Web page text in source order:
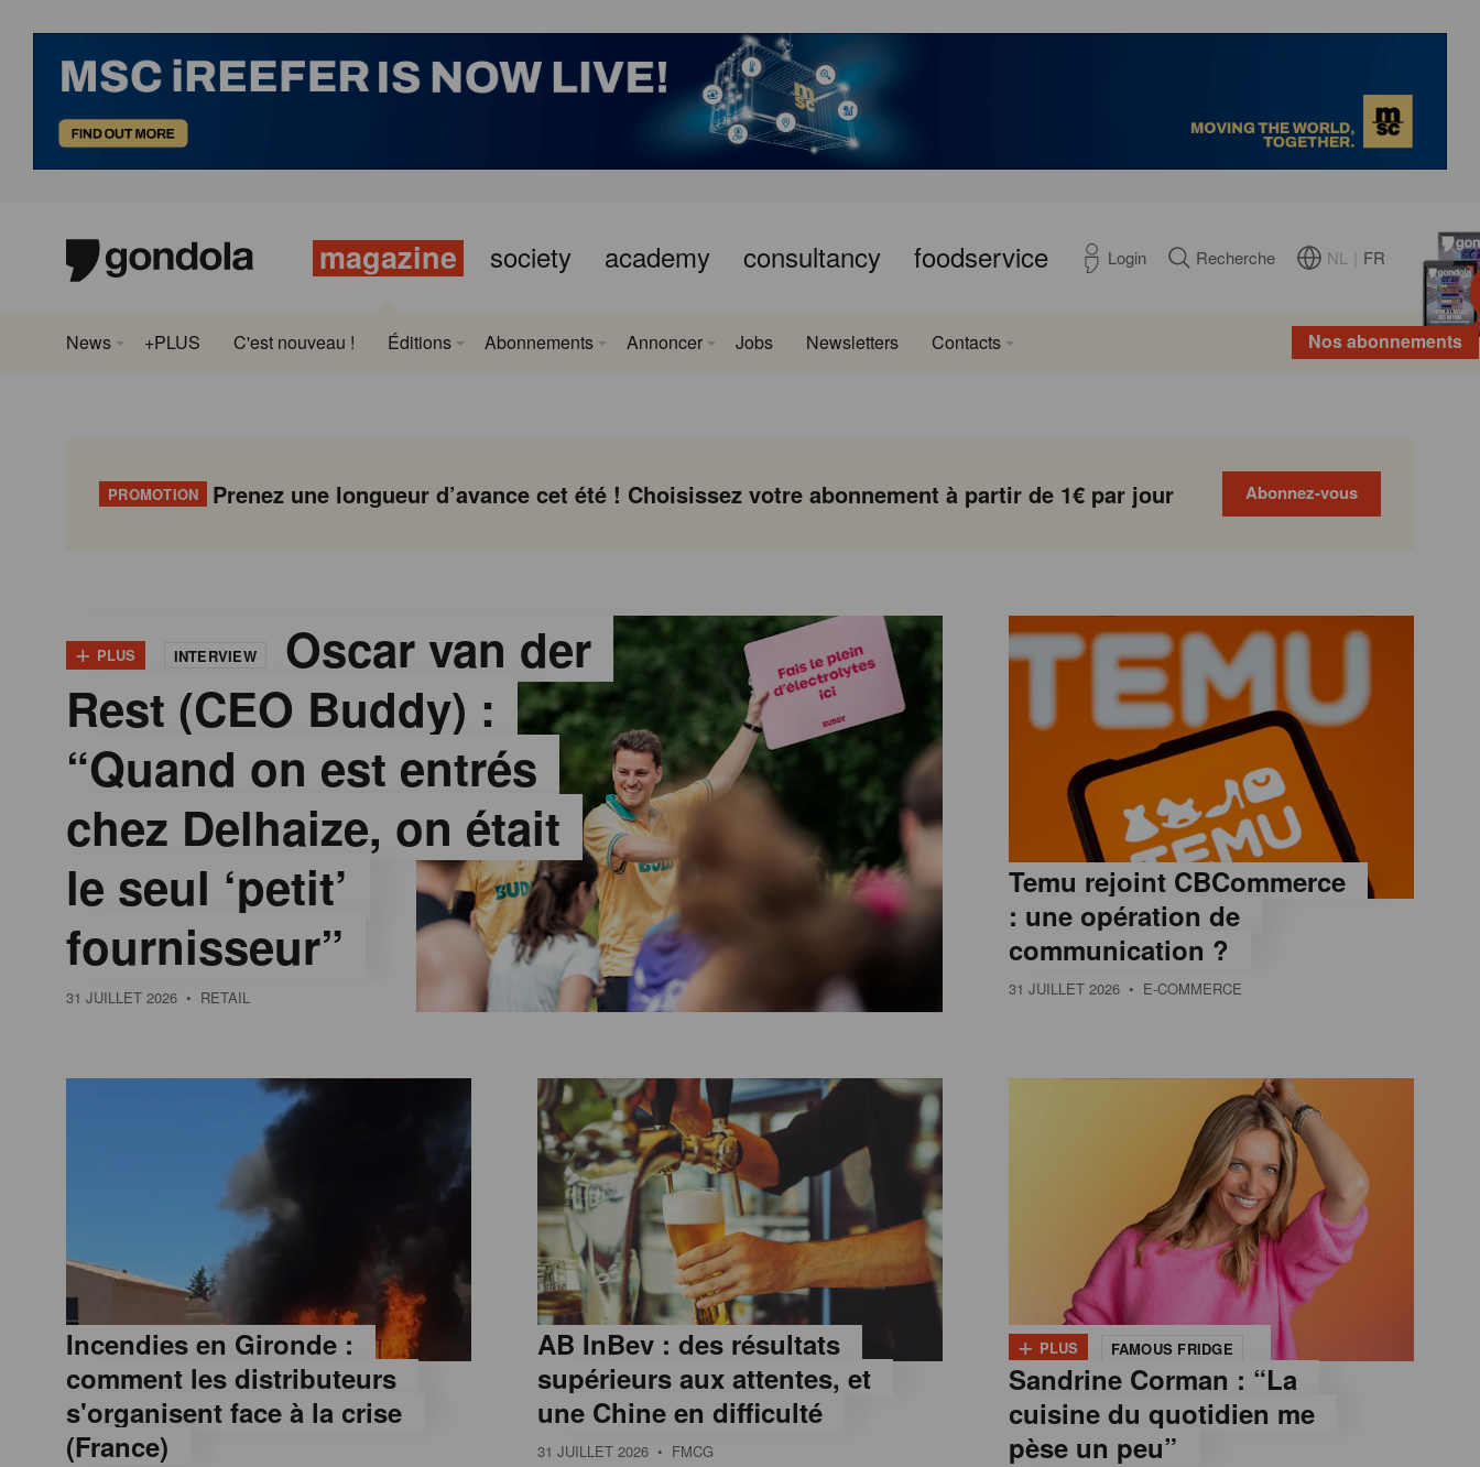
magazine society academy consultancy foodservice Login Recherche NL FR
Nos abonnements
News +PLUS C'est nouveau ! Éditions Abonnements Annoncer Jobs Newsletters Contacts
PROMOTION Prenez une longueur d’avance cet été ! Choisissez votre abonnement à partir de 1€ par jour Abonnez-vous
+ PLUS INTERVIEW
Oscar van der
Rest (CEO Buddy) :
“Quand on est entrés
chez Delhaize, on était
le seul ‘petit’
fournisseur”
31 JUILLET 2026 • RETAIL
Temu rejoint CBCommerce
: une opération de
communication ?
31 JUILLET 2026 • E-COMMERCE
Incendies en Gironde :
comment les distributeurs
s'organisent face à la crise
(France)
AB InBev : des résultats
supérieurs aux attentes, et
une Chine en difficulté
31 JUILLET 2026 • FMCG
+ PLUS FAMOUS FRIDGE
Sandrine Corman : “La
cuisine du quotidien me
pèse un peu”